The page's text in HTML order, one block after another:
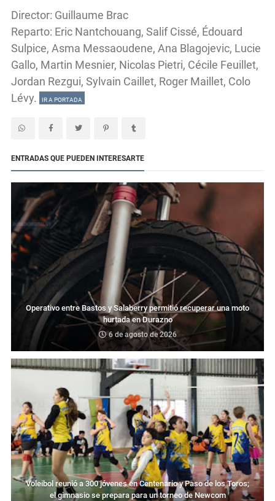
Director: Guillaume Brac
Reparto: Eric Nantchouang, Salif Cissé, Édouard
Sulpice, Asma Messaoudene, Ana Blagojevic, Lucie
Gallo, Martin Mesnier, Nicolas Pietri, Cécile Feuillet,
Jordan Rezgui, Sylvain Caillet, Roger Maillet, Colo
Lévy.
IR A PORTADA
ENTRADAS QUE PUEDEN INTERESARTE
Operativo entre Bastos y Salaberry permitió recuperar una moto
hurtada en Durazno
6 de agosto de 2026
Voleibol reunió a 300 jóvenes en Centenario y Paso de los Toros;
el gimnasio se prepara para un torneo de Newcom